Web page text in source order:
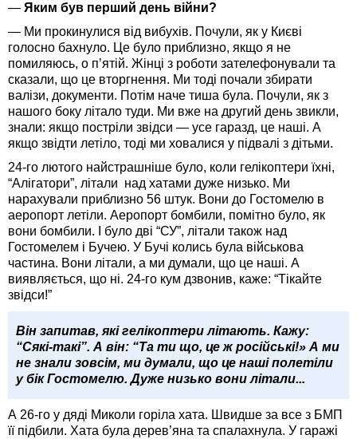
— Яким був перший день війни?
— Ми прокинулися від вибухів. Почули, як у Києві
голосно бахнуло. Це було приблизно, якщо я не
помиляюсь, о п’ятій. Жінці з роботи зателефонували та
сказали, що це вторгнення. Ми тоді почали збирати
валізи, документи. Потім наче тиша була. Почули, як з
нашого боку літало туди. Ми вже на другий день звикли,
знали: якщо постріли звідси — усе гаразд, це наші. А
якщо звідти летіло, тоді ми ховалися у підвалі з дітьми.
24-го лютого найстрашніше було, коли гелікоптери їхні,
“Алігатори”, літали над хатами дуже низько. Ми
нарахували приблизно 56 штук. Вони до Гостомелю в
аеропорт летіли. Аеропорт бомбили, помітно було, як
вони бомбили. І було дві “СУ”, літали також над
Гостомелем і Бучею. У Бучі колись була військова
частина. Вони літали, а ми думали, що це наші. А
виявляється, що ні. 24-го кум дзвонив, каже: “Тікайте
звідси!”
Він запитав, які гелікоптери літають. Кажу:
“Сякі-такі”. А він: “Та ти що, це ж російські!» А ми
не знали зовсім, ми думали, що це наші полетіли
у бік Гостомелю. Дуже низько вони літали...
А 26-го у дяді Миколи горіла хата. Швидше за все з БМП
її підбили. Хата була дерев’яна та спалахнула. У гаражі